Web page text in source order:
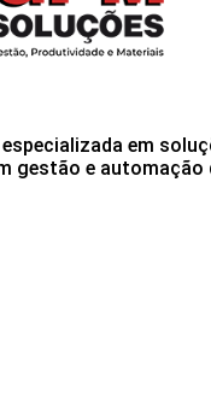
especializada em
gestão e automação